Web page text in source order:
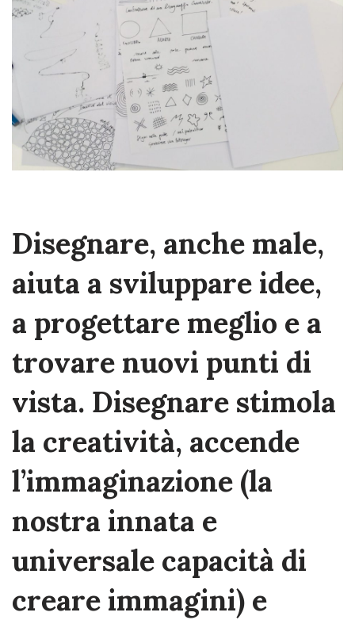
Disegnare, anche male,
aiuta a sviluppare idee,
a progettare meglio e a
trovare nuovi punti di
vista. Disegnare stimola
la creatività, accende
l’immaginazione (la
nostra innata e
universale capacità di
creare immagini) e